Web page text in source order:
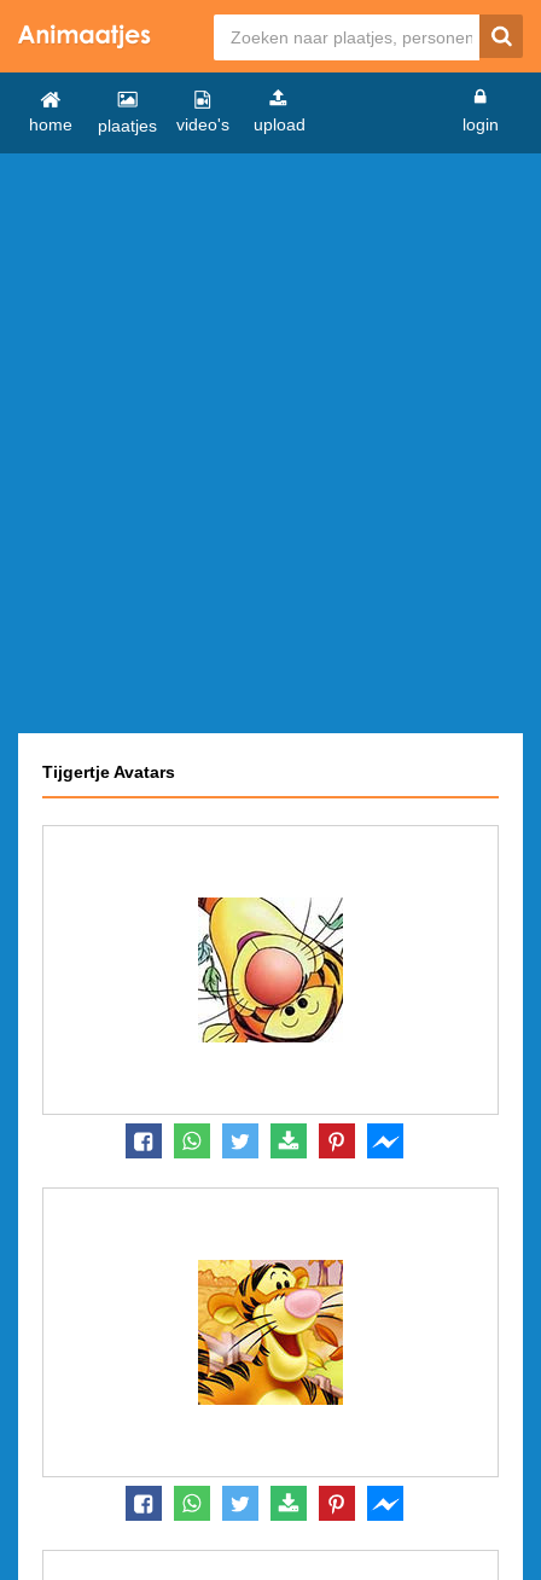
home plaatjes video's upload login
Tijgertje Avatars